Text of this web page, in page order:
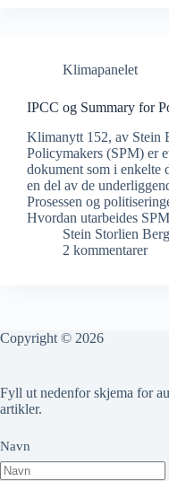
Klimapanelet
IPCC og Summary for
Klimanytt 152, av Stein
Policymakers (SPM) er
dokument som i enkelte
en del av de
Prosessen og
Hvordan utarbeides
Stein Storlien
2 kommentarer
Copyright © 2026
Fyll ut nedenfor skjema for
artikler.
Navn